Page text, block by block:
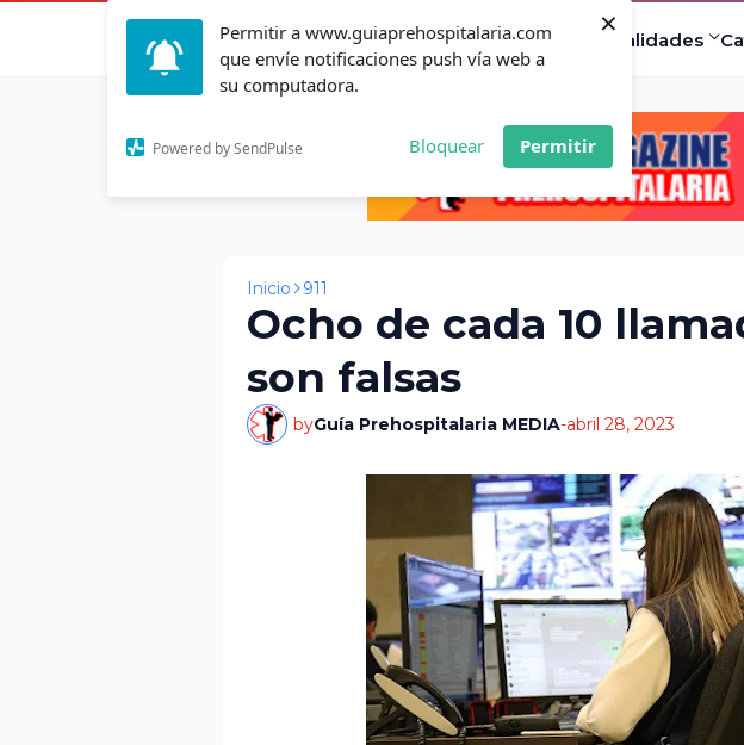
Permitir a www.guiaprehospitalaria.com
que envíe notificaciones push vía web a
su computadora.
Powered by SendPulse Bloquear Permitir
×
InicioActualidad Especialidades
Inicio 911
Ocho de cada 10
son falsas
byGuía Prehospitalaria MEDIA-abril 28, 2023